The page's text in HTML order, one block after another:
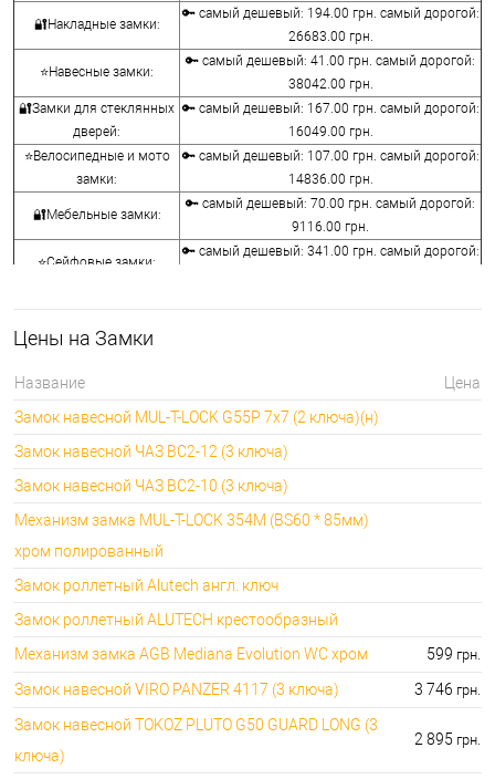
🔐Накладные замки:
🔑 самый дешевый: 194.00 грн. самый дорогой:
26683.00 грн.
⭐Навесные замки:
🔑 самый дешевый: 41.00 грн. самый дорогой:
38042.00 грн.
🔐Замки для стеклянных
дверей:
🔑 самый дешевый: 167.00 грн. самый дорогой:
16049.00 грн.
⭐Велосипедные и мото
замки:
🔑 самый дешевый: 107.00 грн. самый дорогой:
14836.00 грн.
🔐Мебельные замки:
🔑 самый дешевый: 70.00 грн. самый дорогой:
9116.00 грн.
⭐Сейфовые замки:
🔑 самый дешевый: 341.00 грн. самый дорогой:
🔐Кодовые замки:
⭐Противопожарная
🔐Замки для ролетов:
🔑 самый дешевый: 600.00 грн. самый дорогой:
660.00 грн.
Цены на Замки
Название
Цена
Замок навесной MUL-T-LOCK G55P 7x7 (2 ключа)(н)
Замок навесной ЧАЗ ВС2-12 (3 ключа)
Замок навесной ЧАЗ ВС2-10 (3 ключа)
Механизм замка MUL-T-LOCK 354M (BS60 * 85мм)
хром полированный
Замок роллетный Alutech англ. ключ
Замок роллетный ALUTECH крестообразный
Механизм замка AGB Mediana Evolution WC хром
599 грн.
Замок навесной VIRO PANZER 4117 (3 ключа) 3 746 грн.
Замок навесной TOKOZ PLUTO G50 GUARD LONG (3
ключа)
2 895 грн.